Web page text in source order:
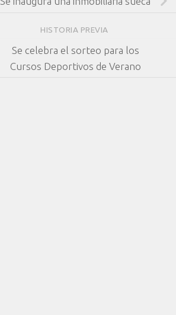
HISTORIA PREVIA
Se celebra el sorteo para los
Cursos Deportivos de Verano